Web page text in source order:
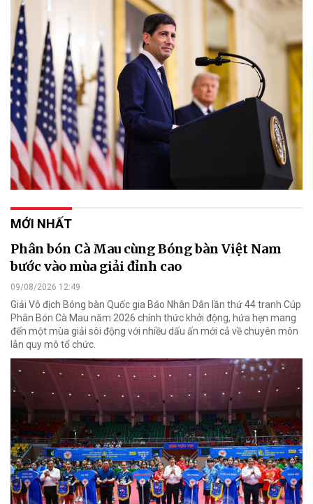
MỚI NHẤT
Phân bón Cà Mau cùng Bóng bàn Việt Nam
bước vào mùa giải đỉnh cao
09/08/2026 12:49
Giải Vô địch Bóng bàn Quốc gia Báo Nhân Dân lần thứ 44 tranh Cúp
Phân Bón Cà Mau năm 2026 chính thức khởi động, hứa hẹn mang
đến một mùa giải sôi động với nhiều dấu ấn mới cả về chuyên môn
lẫn quy mô tổ chức.